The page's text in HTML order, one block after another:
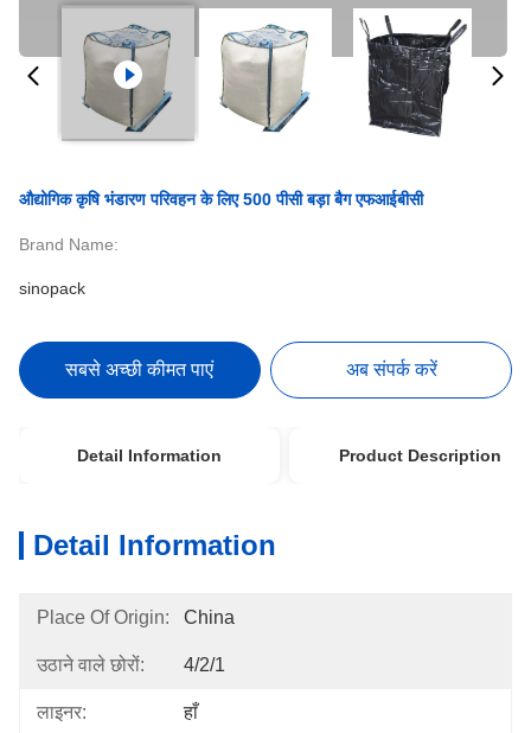
औद्योगिक कृषि भंडारण परिवहन के लिए 500 पीसी बड़ा बैग एफआईबीसी
Brand Name:
sinopack
सबसे अच्छी कीमत पाएं अब संपर्क करें
Detail Information Product Description
Detail Information
Place Of Origin: China
उठाने वाले छोरों: 4/2/1
लाइनर: हाँ